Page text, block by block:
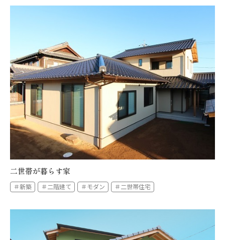
二世帯が暮らす家
＃新築 ＃二階建て ＃モダン ＃二世帯住宅